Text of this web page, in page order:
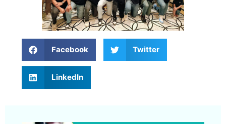
Facebook Twitter
LinkedIn